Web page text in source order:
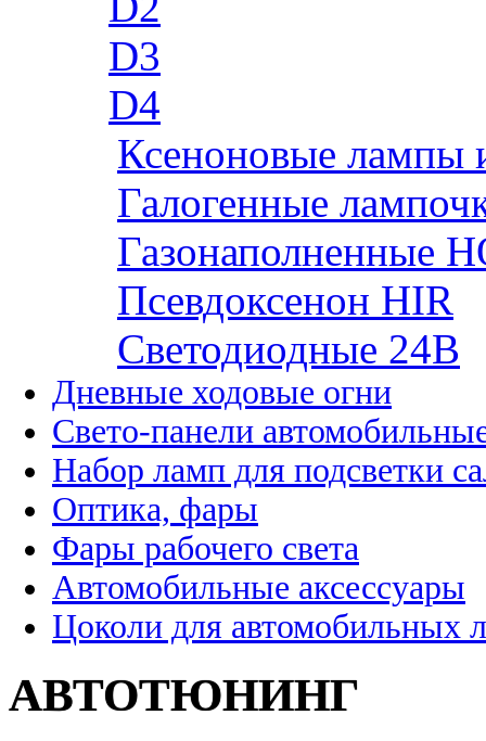
D3
D4
Ксеноновые лампы
Галогенные
Газонаполненные
Псевдоксенон HIR
Cветодиодные 24B
Дневные ходовые огни
Свето-панели
Набор ламп для подсветки
Оптика, фары
Фары рабочего света
Автомобильные аксессуары
Цоколи для автомобильных
АВТОТЮНИНГ